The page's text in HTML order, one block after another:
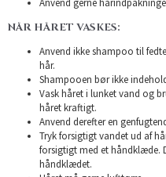
NÅR HÅRET VASKES:
Anvend ikke shampoo til
hår.
Shampooen bør ikke
Vask håret i lunket vand og
håret kraftigt.
Anvend derefter en
Tryk forsigtigt vandet ud af
forsigtigt med et håndklæde.
håndklædet.